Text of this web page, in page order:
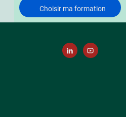
Choisir ma formation